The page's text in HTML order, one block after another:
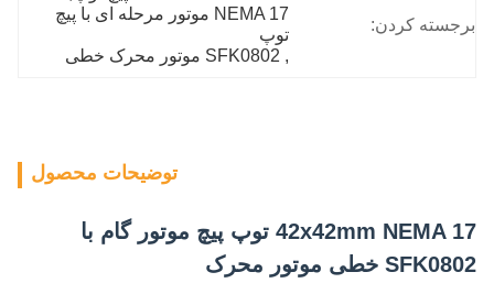
برجسته کردن:
NEMA 17 موتور مرحله ای با پیچ
توپ
, SFK0802 موتور محرک خطی
توضیحات محصول
42x42mm NEMA 17 توپ پیچ موتور گام با
SFK0802 خطی موتور محرک